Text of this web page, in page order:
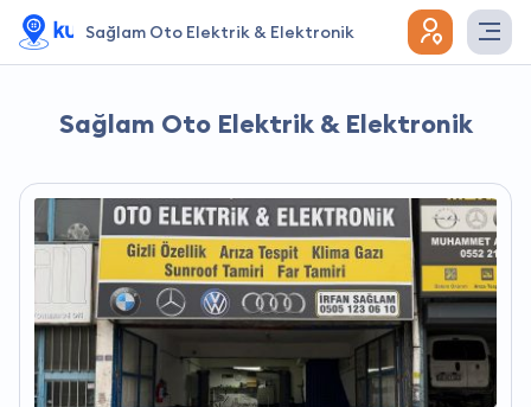
Sağlam Oto Elektrik & Elektronik
Sağlam Oto Elektrik & Elektronik